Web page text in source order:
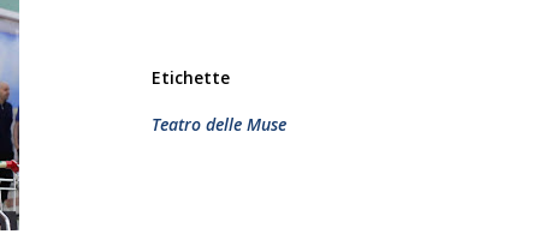
Etichette
Teatro delle Muse